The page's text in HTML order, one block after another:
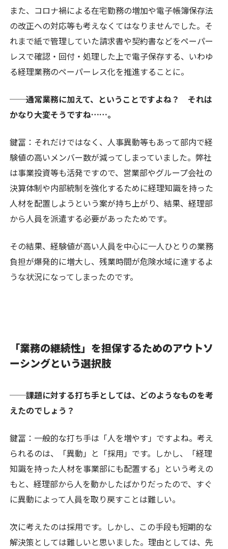
また、コロナ禍による在宅勤務の増加や電子帳簿保存法
の改正への対応等も考えなくてはなりませんでした。そ
れまで紙で管理していた請求書や契約書などをペーパー
レスで確認・回付・処理した上で電子保存する、いわゆ
る経理業務のペーパーレス化を推進することに。
──通常業務に加えて、ということですよね？ それは
かなり大変そうですね……。
鍵冨 ：それだけではなく、人事異動等もあって部内で経
験値の高いメンバー数が減ってしまっていました。弊社
は事業投資等も活発ですので、営業部やグループ会社の
決算体制や内部統制を強化するために経理知識を持った
人材を配置しようという案が持ち上がり、結果、経理部
から人員を派遣する必要があったためです。
その結果、経験値が高い人員を中心に一人ひとりの業務
負担が爆発的に増大し、残業時間が危険水域に達するよ
うな状況になってしまったのです。
「業務の継続性」を担保するためのアウトソ
ーシングという選択肢
──課題に対する打ち手としては、どのようなものを考
えたのでしょう？
鍵冨： 一般的な打ち手は「人を増やす」ですよね。考え
られるのは、「異動」と「採用」です。しかし、「経理
知識を持った人材を事業部にも配置する」という考えの
もと、経理部から人を動かしたばかりだったので、すぐ
に異動によって人員を取り戻すことは難しい。
次に考えたのは採用です。しかし、この手段も短期的な
解決策としては難しいと思いました。理由としては、先